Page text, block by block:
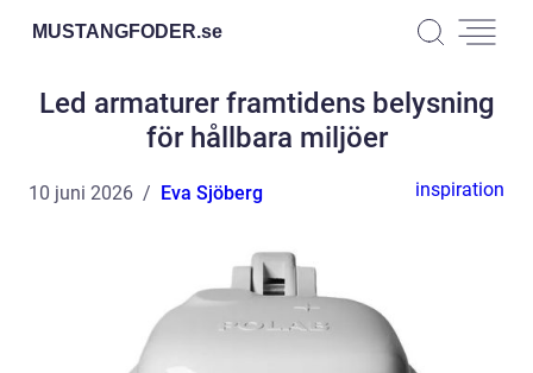
MUSTANGFODER.se
Led armaturer framtidens belysning
för hållbara miljöer
10 juni 2026 Eva Sjöberg inspiration